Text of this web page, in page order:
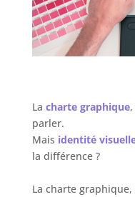
La charte graphique,
parler.
Mais identité
la différence ?
La charte